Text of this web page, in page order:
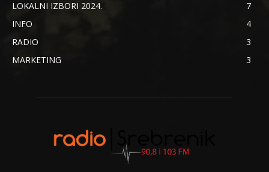
LOKALNI IZBORI 2024.
7
INFO
4
RADIO
3
MARKETING
3